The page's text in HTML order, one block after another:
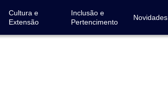
Cultura e
Extensão
Inclusão e
Pertencimento
Novidades